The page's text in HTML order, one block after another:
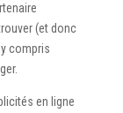
(et donc
compris
en ligne